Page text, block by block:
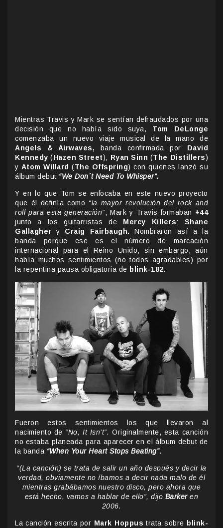
Mientras Travis y Mark se sentían defraudados por una
decisión que no había sido suya, Tom DeLonge
comenzaba un nuevo viaje musical de la mano de
Angels & Airwaves, banda confirmada por David
Kennedy (Hazen Street), Ryan Sinn (The Distillers)
y Atom Willard (The Offspring) con quienes lanzó su
álbum debut “We Don´t Need To Whisper”.
Y en lo que Tom se enfocaba en este nuevo proyecto
que él definía como “la mayor revolución del rock and
roll para esta generación”, Mark y Travis formaban +44
junto a los guitarristas de Mercy Killers: Shane
Gallagher y Craig Fairbaugh.Nombraron así a la
banda porque ese es el número de marcación
internacional para el Reino Unido; sin embargo, aún
había muchos sentimientos (no todos agradables) por
la repentina pausa obligatoria de blink-182.
Fueron estos sentimientos los que llevaron al
nacimiento de “No, It Isn’t”.Originalmente, esta canción
no estaba planeada para aparecer en el álbum debut de
la banda “When Your Heart Stops Beating”.
“(La canción) se trata de salir un año después y decir la
verdad, obviamente no íbamos a decir nada malo de él
mientras grabábamos nuestro disco, pero ahora que
está hecho, vamos a hablar de ello”, dijo Barkeren
2006.
La canción escrita por Mark Hoppus trata sobre blink-